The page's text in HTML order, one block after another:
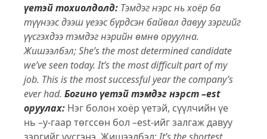
үетэй тохиолдолд: Тэмдэг нэрс нь хоёр ба
түүнээс дээш үеээс бүрдсэн байвал давуу зэргийг
үүсгэхдээ тэмдэг нэрийн өмнө оруулна.
Жишээлбэл;She’s the most determined candidate
we’ve seen today. It’s the most difficult part of my
job. This is the most successful year the company’s
ever had. Богино үетэй тэмдэг нэрст –est
оруулах: Нэг болон хоёр үетэй, сүүлчийн үе
нь –у-гаар төгссөн бол –est-ийг залгаж давуу
зэргийг үүсгэнэ. Жишээлбэл; It’s the shortest